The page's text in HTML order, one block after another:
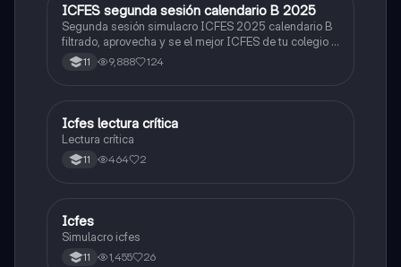
ICFES: Lectura Crítica
ICFES segunda sesión calendario B 2025
Segunda sesión simulacro ICFES 2025 calendario B
filtrado, aprovecha y se el mejor ICFES de tu colegio y
poder ingresar a universidad, y estudiar aquella
carrera con la que tanto sueñas.
11 9,888 124
Lengua Castellana
Icfes lectura crítica
Lectura crítica
11 464 2
ICFES: Sociales y Ciudadanas
Icfes
Simulacro icfes
11 1,455 26